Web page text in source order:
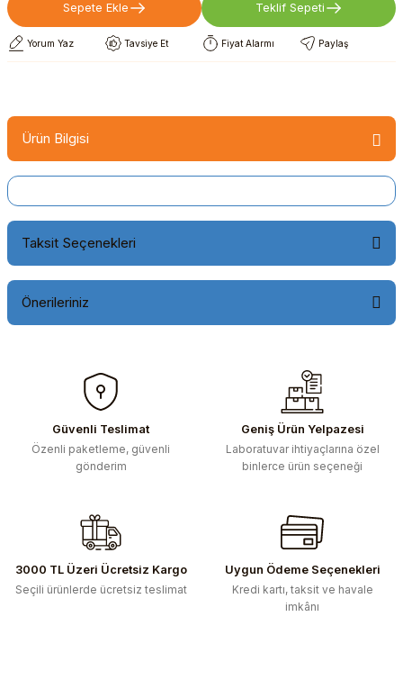
Sepete Ekle Teklif Sepeti
Yorum Yaz Tavsiye Et Fiyat Alarmı Paylaş
Ürün Bilgisi
Taksit Seçenekleri
Önerileriniz
konularda yetersiz gördüğünüz noktaları öneri formunu
kullanarak tarafımıza iletebilirsiniz.
Görüş ve önerileriniz için teşekkür ederiz.
Ürün resmi kalitesiz, bozuk veya görüntülenemiyor.
Ürün fiyatı diğer sitelerden daha pahalı.
Bu ürüne benzer farklı alternatifler olmalı.
Güvenli Teslimat
Özenli paketleme, güvenli
gönderim
Geniş Ürün Yelpazesi
Laboratuvar ihtiyaçlarına özel
binlerce ürün seçeneği
3000 TL Üzeri Ücretsiz Kargo
Seçili ürünlerde ücretsiz teslimat
Uygun Ödeme Seçenekleri
Kredi kartı, taksit ve havale
imkânı